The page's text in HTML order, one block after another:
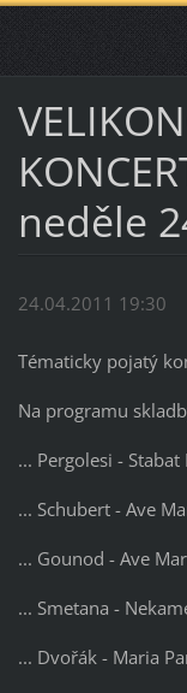
neděle
24.04.2011 19:30
Tématicky pojatý
Na programu
... Pergolesi - Stabat
... Schubert - Ave
... Gounod - Ave
... Smetana -
... Dvořák - Maria